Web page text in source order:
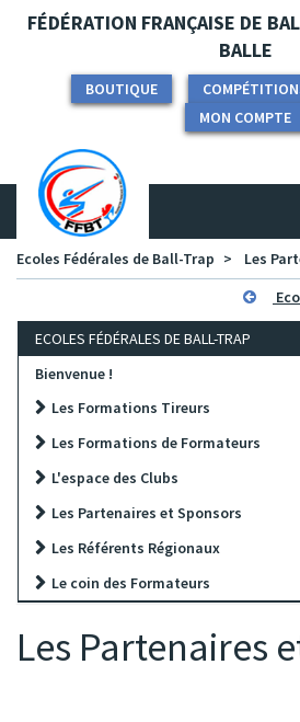
Panneau de gestion des cookies
FÉDÉRATION FRANÇAISE DE
BALLE
BOUTIQUE
MON COMPTE
Ecoles Fédérales de Ball-Trap
Les
ECOLES FÉDÉRALES DE BALL-TRAP
Bienvenue !
Les Formations Tireurs
Les Formations de Formateurs
L'espace des Clubs
Les Partenaires et Sponsors
Les Référents Régionaux
Le coin des Formateurs
Les Partenaires